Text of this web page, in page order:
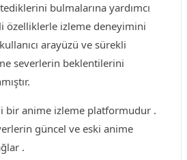
bulmalarına yardımcı
özelliklerle izleme deneyimini
arayüzü ve sürekli
severlerin beklentilerini
bir anime izleme platformudur .
güncel ve eski anime
.